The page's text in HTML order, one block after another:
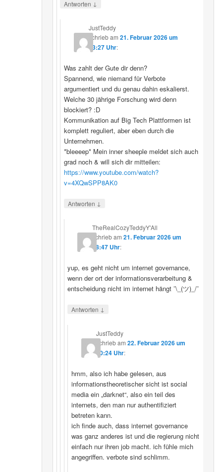
Antworten ↓
JustTeddy
schriebam 21. Februar 2026 um
13:27 Uhr:
Was zahlt der Gute dir denn?
Spannend, wie niemand für Verbote
argumentiert und du genau dahin eskalierst.
Welche 30 jährige Forschung wird denn
blockiert? :D
Kommunikation auf Big Tech Plattformen ist
komplett reguliert, aber eben durch die
Unternehmen.
*bleeeep* Mein inner sheeple meldet sich auch
grad noch & will sich dir mitteilen:
https://www.youtube.com/watch?
v=4XQwSPP8AK0
Antworten ↓
TheRealCozyTeddyY'All
schriebam21. Februar 2026 um
18:47 Uhr:
yup, es geht nicht um internet governance,
wenn der ort der informationsverarbeitung &
entscheidung nicht im internet hängt ¯\_(ツ)_/¯
Antworten ↓
JustTeddy
schriebam 22. Februar 2026 um
20:24 Uhr:
hmm, also ich habe gelesen, aus
informationstheoretischer sicht ist social
media ein „darknet“, also ein teil des
internets, den man nur authentifiziert
betreten kann.
ich finde auch, dass internet governance
was ganz anderes ist und die regierung nicht
einfach nur ihren job macht. ich fühle mich
angegriffen. verbote sind schlimm.